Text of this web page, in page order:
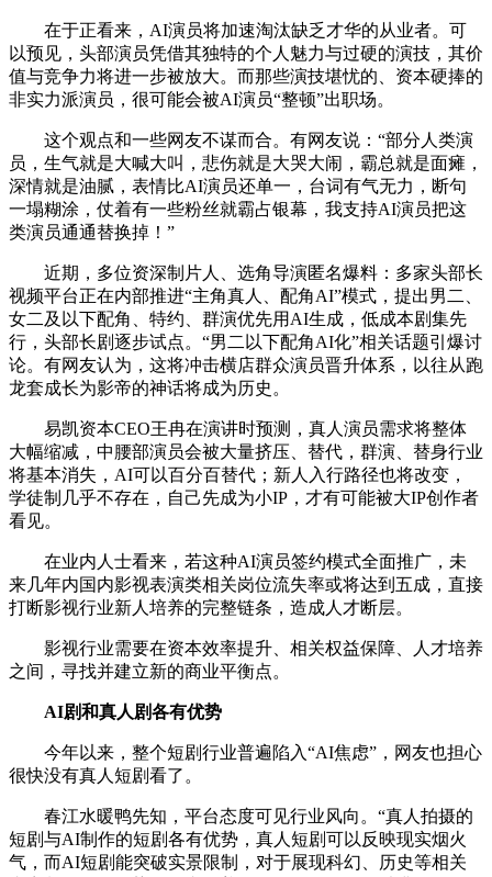
在于正看来，AI演员将加速淘汰缺乏才华的从业者。可
以预见，头部演员凭借其独特的个人魅力与过硬的演技，其价
值与竞争力将进一步被放大。而那些演技堪忧的、资本硬捧的
非实力派演员，很可能会被AI演员“整顿”出职场。
这个观点和一些网友不谋而合。有网友说：“部分人类演
员，生气就是大喊大叫，悲伤就是大哭大闹，霸总就是面瘫，
深情就是油腻，表情比AI演员还单一，台词有气无力，断句
一塌糊涂，仗着有一些粉丝就霸占银幕，我支持AI演员把这
类演员通通替换掉！”
近期，多位资深制片人、选角导演匿名爆料：多家头部长
视频平台正在内部推进“主角真人、配角AI”模式，提出男二、
女二及以下配角、特约、群演优先用AI生成，低成本剧集先
行，头部长剧逐步试点。“男二以下配角AI化”相关话题引爆讨
论。有网友认为，这将冲击横店群众演员晋升体系，以往从跑
龙套成长为影帝的神话将成为历史。
易凯资本CEO王冉在演讲时预测，真人演员需求将整体
大幅缩减，中腰部演员会被大量挤压、替代，群演、替身行业
将基本消失，AI可以百分百替代；新人入行路径也将改变，
学徒制几乎不存在，自己先成为小IP，才有可能被大IP创作者
看见。
在业内人士看来，若这种AI演员签约模式全面推广，未
来几年内国内影视表演类相关岗位流失率或将达到五成，直接
打断影视行业新人培养的完整链条，造成人才断层。
影视行业需要在资本效率提升、相关权益保障、人才培养
之间，寻找并建立新的商业平衡点。
AI剧和真人剧各有优势
今年以来，整个短剧行业普遍陷入“AI焦虑”，网友也担心
很快没有真人短剧看了。
春江水暖鸭先知，平台态度可见行业风向。“真人拍摄的
短剧与AI制作的短剧各有优势，真人短剧可以反映现实烟火
气，而AI短剧能突破实景限制，对于展现科幻、历史等相关